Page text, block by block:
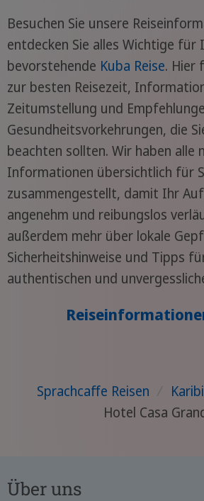
Besuchen Sie unsere
entdecken Sie alles Wichtige für
bevorstehende Kuba Reise. Hier
zur besten Reisezeit,
Zeitumstellung und
Gesundheitsvorkehrungen, die
beachten sollten. Wir haben alle
Informationen übersichtlich für
zusammengestellt, damit Ihr
angenehm und reibungslos
außerdem mehr über lokale
Sicherheitshinweise und Tipps
authentischen und
Sprachcaffe Reisen /
Hotel Casa
Über uns